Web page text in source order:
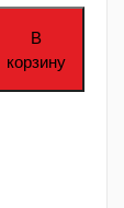
В
корзину